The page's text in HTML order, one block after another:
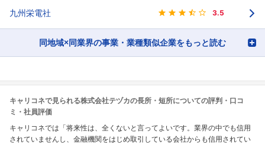
九州栄電社 3.5
同地域×同業界の事業・業種類似企業をもっと読む
キャリコネで見られる株式会社テヅカの長所・短所についての評判・口コ
ミ・社員評価
キャリコネでは「将来性は、全くないと言ってよいです。業界の中でも信用
されていませんし、金融機関をはじめ取引している会社からも信用されてい